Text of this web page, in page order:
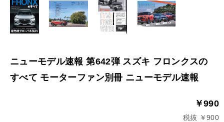
ニューモデル速報 第642弾 スズキ フロンクスの
すべて モーターファン別冊 ニューモデル速報
￥990
税抜 ￥900